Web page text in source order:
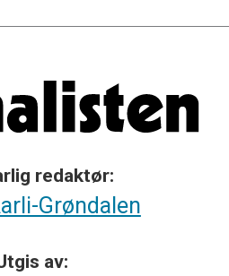
redaktør:
Grøndalen
av: